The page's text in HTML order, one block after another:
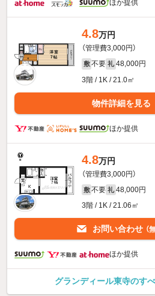
ほか提供
4.8万円
（管理費3,000円）
敷 不要 礼 48,000円
3階 / 1K / 21.0㎡
物件詳細を見る
ほか提供
4.8万円
（管理費3,000円）
敷 不要 礼 48,000円
3階 / 1K / 21.06㎡
お問い合わせ （
ほか提供
グランディール東寺のす